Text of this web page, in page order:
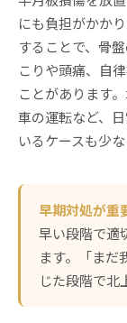
にも負担がかか
することで、骨
こりや頭痛、自
ことがあります
車の運転など、
いるケースも少
早期対処が重
早い段階で適
ます。「まだ
じた段階で北